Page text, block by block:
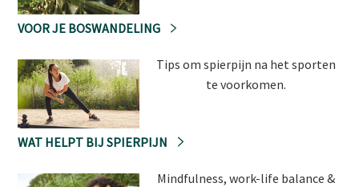
VOOR JE BOSWANDELING
Tips om spierpijn na het sporten
te voorkomen.
WAT HELPT BIJ SPIERPIJN
Mindfulness, work-life balance &